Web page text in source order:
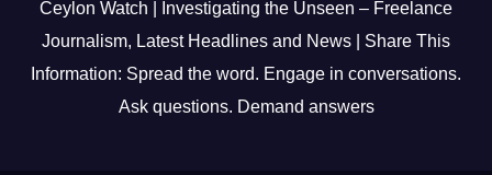
Ceylon Watch | Investigating the Unseen – Freelance
Journalism, Latest Headlines and News | Share This
Information: Spread the word. Engage in conversations.
Ask questions. Demand answers